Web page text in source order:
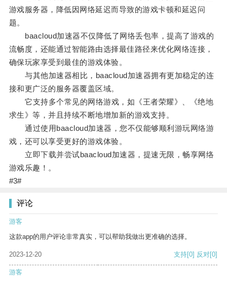
游戏服务器，降低因网络延迟而导致的游戏卡顿和延迟问
题。
baacloud加速器不仅降低了网络丢包率，提高了游戏的
流畅度，还能通过智能路由选择最佳路径来优化网络连接，
确保玩家享受到最佳的游戏体验。
与其他加速器相比，baacloud加速器拥有更加稳定的连
接和更广泛的服务器覆盖区域。
它支持多个常见的网络游戏，如《王者荣耀》、《绝地
求生》等，并且持续不断地增加新的游戏支持。
通过使用baacloud加速器，您不仅能够顺利游玩网络游
戏，还可以享受更好的游戏体验。
立即下载并尝试baacloud加速器，提速无限，畅享网络
游戏乐趣！。
#3#
评论
游客
这款app的用户评论非常真实，可以帮助我做出更准确的选择。
2023-12-20 支持[0] 反对[0]
游客